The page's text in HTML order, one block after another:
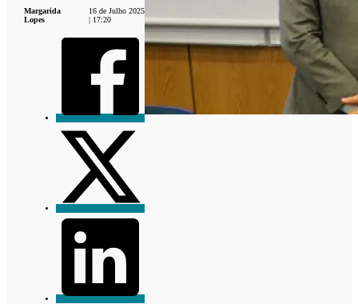
Margarida
Lopes
16 de Julho 2025
| 17:20